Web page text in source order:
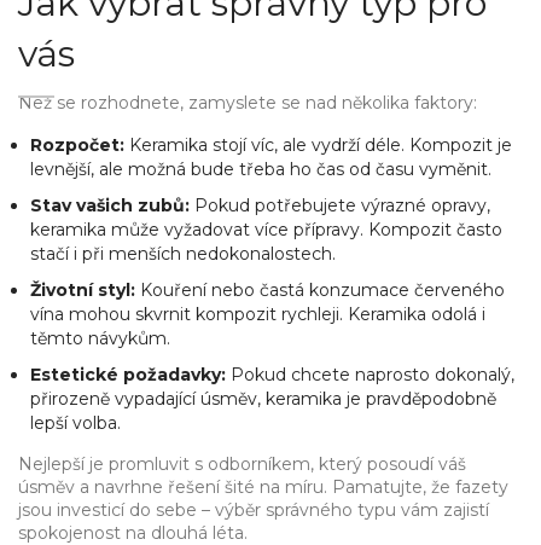
vás
Než se rozhodnete, zamyslete se nad několika faktory:
Rozpočet: Keramika stojí víc, ale vydrží déle. Kompozit je
levnější, ale možná bude třeba ho čas od času vyměnit.
Stav vašich zubů: Pokud potřebujete výrazné opravy,
keramika může vyžadovat více přípravy. Kompozit často
stačí i při menších nedokonalostech.
Životní styl: Kouření nebo častá konzumace červeného
vína mohou skvrnit kompozit rychleji. Keramika odolá i
těmto návykům.
Estetické požadavky: Pokud chcete naprosto dokonalý,
přirozeně vypadající úsměv, keramika je pravděpodobně
lepší volba.
Nejlepší je promluvit s odborníkem, který posoudí váš
úsměv a navrhne řešení šité na míru. Pamatujte, že fazety
jsou investicí do sebe – výběr správného typu vám zajistí
spokojenost na dlouhá léta.